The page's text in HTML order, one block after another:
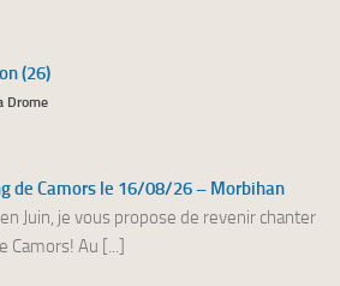
(26)
Drome
de Camors le 16/08/26 – Morbihan
Juin, je vous propose de revenir chanter
Camors! Au [...]